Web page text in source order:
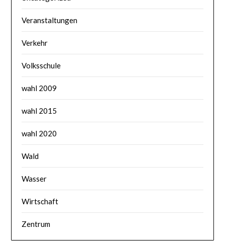
Veranstaltungen
Verkehr
Volksschule
wahl 2009
wahl 2015
wahl 2020
Wald
Wasser
Wirtschaft
Zentrum